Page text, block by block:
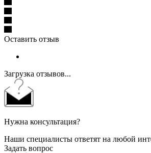
Оставить отзыв
Загрузка отзывов...
Нужна консультация?
Наши специалисты ответят на любой
Задать вопрос